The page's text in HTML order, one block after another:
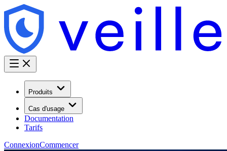
Produits
Cas d'usage
Documentation
Tarifs
ConnexionCommencer